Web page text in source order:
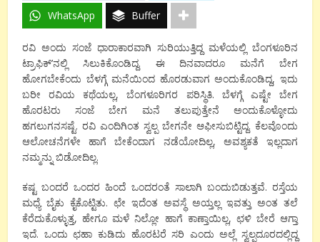
WhatsApp Buffer
ರವಿ ಅಂದು ಸಂಜೆ ಧಾರಾಕಾರವಾಗಿ ಸುರಿಯುತ್ತಿದ್ದ ಮಳೆಯಲ್ಲಿ ಬೆಂಗಳೂರಿನ
ಟ್ರಾಫಿಕ್’ನಲ್ಲಿ ಸಿಲುಕಿಕೊಂಡಿದ್ದ. ಈ ದಿನವಾದರೂ ಮನೆಗೆ ಬೇಗ
ಹೋಗಬೇಕೆಂದು ಬೆಳಗ್ಗೆ ಮನೆಯಿಂದ ಹೊರಡುವಾಗ ಅಂದುಕೊಂಡಿದ್ದ, ಇದು
ಬರೀ ರವಿಯ ಕಥೆಯಲ್ಲ, ಬೆಂಗಳೂರಿಗರ ಪರಿಸ್ಥಿತಿ. ಬೆಳಗ್ಗೆ ಎಷ್ಟೇ ಬೇಗ
ಹೊರಟರು ಸಂಜೆ ಬೇಗ ಮನೆ ತಲುಪುತ್ತೇನೆ ಅಂದುಕೊಳ್ಳೋದು
ಹಗಲುಗನಸಷ್ಟೆ. ರವಿ ಎಂದಿಗಿಂತ ಸ್ವಲ್ಪ ಬೇಗನೇ ಆಫೀಸುಬಿಟ್ಟಿದ್ದ. ಕೆಲವೊಂದು
ಆಲೋಚನೆಗಳೇ ಹಾಗೆ ಬೇಕೆಂದಾಗ ನಡೆಯೋದಿಲ್ಲ, ಅವಶ್ಯಕತೆ ಇಲ್ಲದಾಗ
ನಮ್ಮನ್ನು ಬಿಡೋದಿಲ್ಲ.
ಕಷ್ಟ ಬಂದರೆ ಒಂದರ ಹಿಂದೆ ಒಂದರಂತೆ ಸಾಲಾಗಿ ಬಂದುಬಿಡುತ್ತವೆ. ರಸ್ತೆಯ
ಮಧ್ಯೆ ಬೈಕು ಕೈಕೊಟ್ಟಿತು. ಛೇ ಇದೆಂತ ಅವಸ್ಥೆ ಅಯ್ತಲ್ಲ ಇವತ್ತು ಅಂತ ತಲೆ
ಕೆರೆದುಕೊಳ್ಳುತ್ತ, ಹೇಗೂ ಮಳೆ ನಿಲ್ಲೋ ಹಾಗೆ ಕಾಣ್ತಾಯಿಲ್ಲ, ಛಳಿ ಬೇರೆ ಆಗ್ತಾ
ಇದೆ. ಒಂದು ಛಹಾ ಕುಡಿದು ಹೊರಟರೆ ಸರಿ ಎಂದು ಅಲ್ಲೆ ಸ್ವಲ್ಪದೂರದಲ್ಲಿದ್ದ